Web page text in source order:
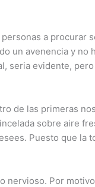
a procurar
un avenencia y no
seri­a evidente,
de las primeras
sobre aire
Puesto que la
nervioso. Por